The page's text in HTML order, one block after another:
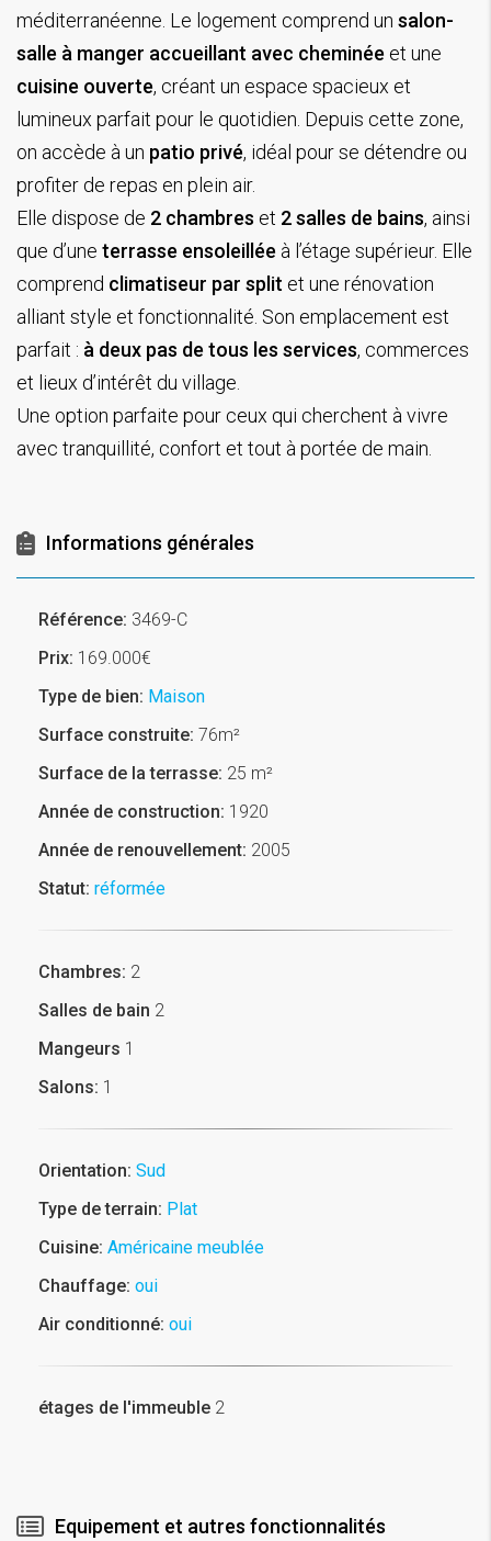
méditerranéenne. Le logement comprend un salon-
salle à manger accueillant avec cheminée et une
cuisine ouverte, créant un espace spacieux et
lumineux parfait pour le quotidien. Depuis cette zone,
on accède à un patio privé, idéal pour se détendre ou
profiter de repas en plein air.
Elle dispose de 2 chambres et 2 salles de bains, ainsi
que d’une terrasse ensoleillée à l’étage supérieur. Elle
comprend climatiseur par split et une rénovation
alliant style et fonctionnalité. Son emplacement est
parfait : à deux pas de tous les services, commerces
et lieux d’intérêt du village.
Une option parfaite pour ceux qui cherchent à vivre
avec tranquillité, confort et tout à portée de main.
Informations générales
Référence: 3469-C
Prix: 169.000€
Type de bien: Maison
Surface construite: 76m²
Surface de la terrasse: 25 m²
Année de construction: 1920
Année de renouvellement: 2005
Statut: réformée
Chambres: 2
Salles de bain 2
Mangeurs 1
Salons: 1
Orientation: Sud
Type de terrain: Plat
Cuisine: Américaine meublée
Chauffage: oui
Air conditionné: oui
étages de l'immeuble 2
Equipement et autres fonctionnalités